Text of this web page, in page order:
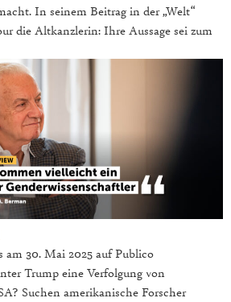
In seinem Beitrag in der „Welt“
die Altkanzlerin: Ihre Aussage sei zum
am 30. Mai 2025 auf Publico
Trump eine Verfolgung von
Suchen amerikanische Forscher